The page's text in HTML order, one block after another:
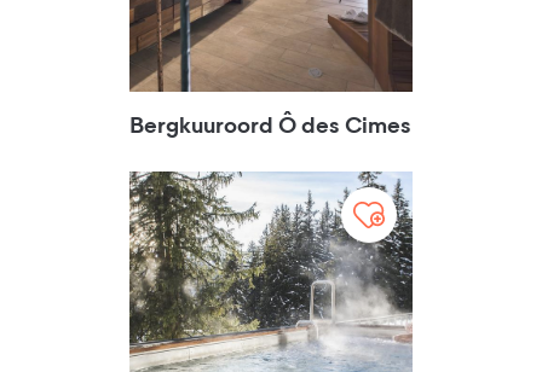
Bergkuuroord Ô des Cimes